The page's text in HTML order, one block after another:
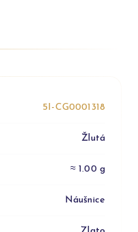
5I-CG0001318
Žlutá
≈ 1.00 g
Náušnice